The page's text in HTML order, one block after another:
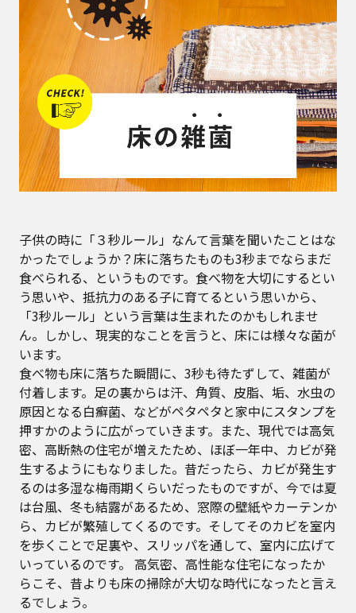
子供の時に「３秒ルール」なんて言葉を聞いたことはな
かったでしょうか？床に落ちたものも3秒までならまだ
食べられる、というものです。食べ物を大切にするとい
う思いや、抵抗力のある子に育てるという思いから、
「3秒ルール」という言葉は生まれたのかもしれませ
ん。しかし、現実的なことを言うと、床には様々な菌が
います。
食べ物も床に落ちた瞬間に、3秒も待たずして、雑菌が
付着します。足の裏からは汗、角質、皮脂、垢、水虫の
原因となる白癬菌、などがペタペタと家中にスタンプを
押すかのように広がっていきます。また、現代では高気
密、高断熱の住宅が増えたため、ほぼ一年中、カビが発
生するようにもなりました。昔だったら、カビが発生す
るのは多湿な梅雨期くらいだったものですが、今では夏
は台風、冬も結露があるため、窓際の壁紙やカーテンか
ら、カビが繁殖してくるのです。そしてそのカビを室内
を歩くことで足裏や、スリッパを通して、室内に広げて
いっているのです。 高気密、高性能な住宅になったか
らこそ、昔よりも床の掃除が大切な時代になったと言え
るでしょう。